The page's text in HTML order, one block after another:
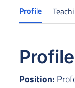
Profile
Profile
Position: